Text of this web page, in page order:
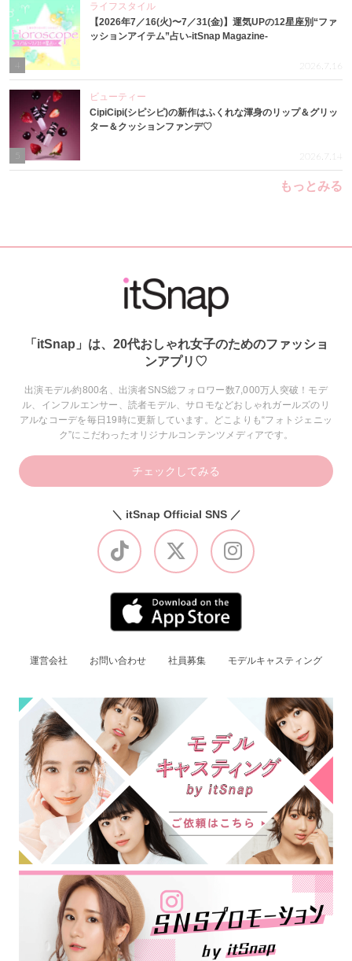
4
ライフスタイル
【2026年7／16(火)〜7／31(金)】運気UPの12星座別“ファ
ッションアイテム”占い-itSnap Magazine-
2026.7.16
ビューティー
CipiCipi(シピシピ)の新作はふくれな渾身のリップ＆グリッ
ター＆クッションファンデ♡
2026.7.14
もっとみる
「itSnap」は、20代おしゃれ女子のためのファッショ
ンアプリ♡
出演モデル約800名、出演者SNS総フォロワー数7,000万人突破！モデ
ル、インフルエンサー、読者モデル、サロモなどおしゃれガールズのリ
アルなコーデを毎日19時に更新しています。どこよりも“フォトジェニッ
ク”にこだわったオリジナルコンテンツメディアです。
チェックしてみる
＼ itSnap Official SNS ／
運営会社 お問い合わせ 社員募集 モデルキャスティング